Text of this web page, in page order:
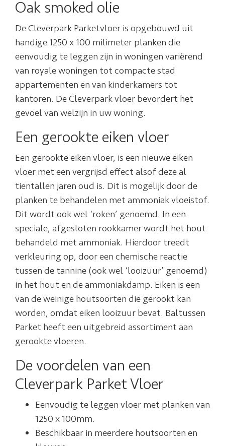
Oak smoked olie
De Cleverpark Parketvloer is opgebouwd uit
handige 1250 x 100 milimeter planken die
eenvoudig te leggen zijn in woningen variërend
van royale woningen tot compacte stad
appartementen en van kinderkamers tot
kantoren. De Cleverpark vloer bevordert het
gevoel van welzijn in uw woning.
Een gerookte eiken vloer
Een gerookte eiken vloer, is een nieuwe eiken
vloer met een vergrijsd effect alsof deze al
tientallen jaren oud is. Dit is mogelijk door de
planken te behandelen met ammoniak vloeistof.
Dit wordt ook wel ‘roken’ genoemd. In een
speciale, afgesloten rookkamer wordt het hout
behandeld met ammoniak. Hierdoor treedt
verkleuring op, door een chemische reactie
tussen de tannine (ook wel ‘looizuur’ genoemd)
in het hout en de ammoniakdamp. Eiken is een
van de weinige houtsoorten die gerookt kan
worden, omdat eiken looizuur bevat. Baltussen
Parket heeft een uitgebreid assortiment aan
gerookte vloeren.
De voordelen van een
Cleverpark Parket Vloer
Eenvoudig te leggen vloer met planken van
1250 x 100mm.
Beschikbaar in meerdere houtsoorten en